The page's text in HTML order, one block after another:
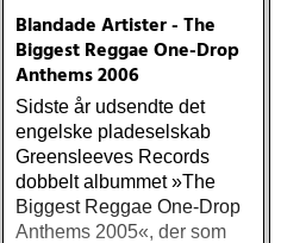
Blandade Artister - The
Biggest Reggae One-Drop
Anthems 2006
Sidste år udsendte det
engelske pladeselskab
Greensleeves Records
dobbelt albummet »The
Biggest Reggae One-Drop
Anthems 2005«, der som